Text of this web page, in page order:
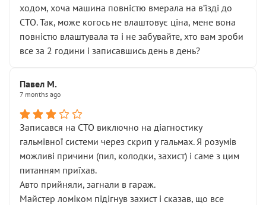
ходом, хоча машина повністю вмерала на вʼїзді до
СТО. Так, може когось не влаштовує ціна, мене вона
повністю влаштувала та і не забувайте, хто вам зроби
все за 2 години і записавшись день в день?
Павел М.
7 months ago
Записався на СТО виключно на діагностику
гальмівної системи через скрип у гальмах. Я розумів
можливі причини (пил, колодки, захист) і саме з цим
питанням приїхав.
Авто прийняли, загнали в гараж.
Майстер ломіком підігнув захист і сказав, що все